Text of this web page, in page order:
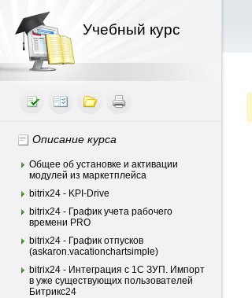
Учебный курс
Описание курса
Общее об установке и активации
модулей из маркетплейса
bitrix24 - KPI-Drive
bitrix24 - График учета рабочего
времени PRO
bitrix24 - График отпусков
(askaron.vacationchartsimple)
bitrix24 - Интеграция c 1С ЗУП. Импорт
в уже существующих пользователей
Битрикс24